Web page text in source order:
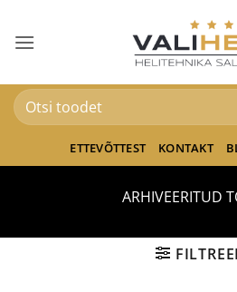
content
Otsi:
ETTEVÕTTEST KONTAKT
ARHIVEERITUD